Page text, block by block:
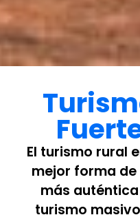
El turismo rural
mejor forma
más auténtica
turismo